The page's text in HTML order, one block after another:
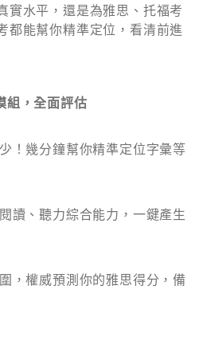
實水平，還是為雅思、托福考
都能幫你精準定位，看清前進
組，全面評估
！幾分鐘幫你精準定位字彙等
讀、聽力綜合能力，一鍵產生
，權威預測你的雅思得分，備